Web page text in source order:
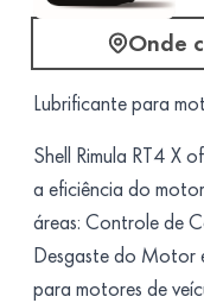
Onde
Lubrificante para
Shell Rimula RT4 X
a eficiência do
áreas: Controle de
Desgaste do Motor
para motores de